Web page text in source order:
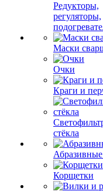
Редукторы,
регуляторы,
Маски
Очки
Краги и
стёкла
Корщетки